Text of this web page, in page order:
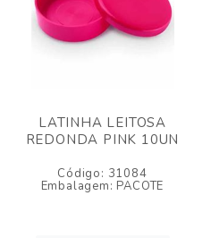
LATINHA LEITOSA
REDONDA PINK 10UN
Código: 31084
Embalagem: PACOTE